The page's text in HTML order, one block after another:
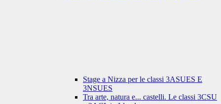
Stage a Nizza per le classi 3ASUES E
3NSUES
Tra arte, natura e... castelli. Le classi 3CSU